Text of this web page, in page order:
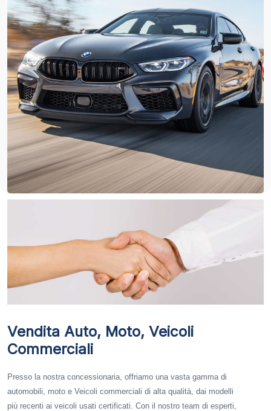
Vendita Auto, Moto, Veicoli
Commerciali
Presso la nostra concessionaria, offriamo una vasta gamma di
automobili, moto e Veicoli commerciali di alta qualità, dai modelli
più recenti ai veicoli usati certificati. Con il nostro team di esperti,